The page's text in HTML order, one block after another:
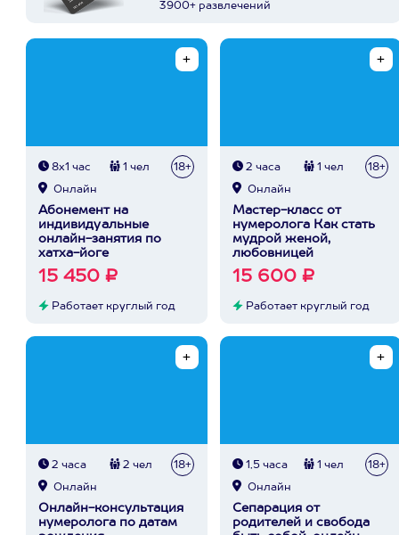
3900+ развлечений
8х1 час 1 чел 18+
Онлайн
Абонемент на
индивидуальные
онлайн-занятия по
хатха-йоге
15 450 ₽
Работает круглый год
2 часа 1 чел 18+
Онлайн
Мастер-класс от
нумеролога Как стать
мудрой женой,
любовницей
15 600 ₽
Работает круглый год
2 часа 2 чел 18+
Онлайн
Онлайн-консультация
нумеролога по датам
1,5 часа 1 чел 18+
Онлайн
Сепарация от
родителей и свобода